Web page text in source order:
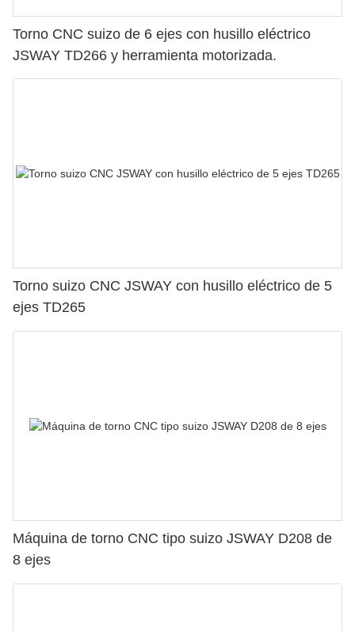
Torno CNC suizo de 6 ejes con husillo eléctrico
JSWAY TD266 y herramienta motorizada.
Torno suizo CNC JSWAY con husillo eléctrico de 5
ejes TD265
Máquina de torno CNC tipo suizo JSWAY D208 de
8 ejes